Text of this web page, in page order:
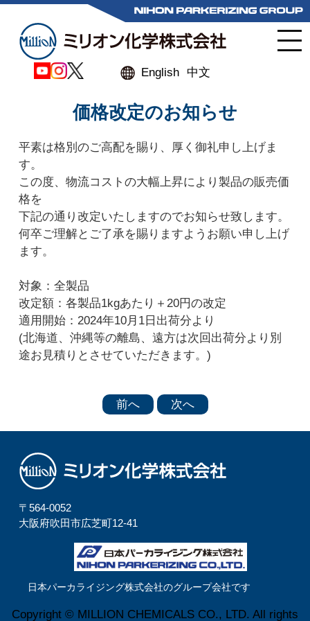
English 中文
価格改定のお知らせ
平素は格別のご高配を賜り、厚く御礼申し上げま
す。
この度、物流コストの大幅上昇により製品の販売価
格を
下記の通り改定いたしますのでお知らせ致します。
何卒ご理解とご了承を賜りますようお願い申し上げ
ます。
対象：全製品
改定額：各製品1kgあたり＋20円の改定
適用開始：2024年10月1日出荷分より
(北海道、沖縄等の離島、遠方は次回出荷分より別
途お見積りとさせていただきます。)
前へ 次へ
〒564-0052
⼤阪府吹⽥市広芝町12-41
日本パーカライジング株式会社のグループ会社です
Copyright © MILLION CHEMICALS CO., LTD. All rights